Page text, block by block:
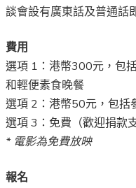
談會設有廣東話及普通話
費用
選項 1：港幣300元，包
和輕便素食晚餐
選項 2：港幣50元，包括
選項 3：免費（歡迎捐款
* 電影為免費放映
報名